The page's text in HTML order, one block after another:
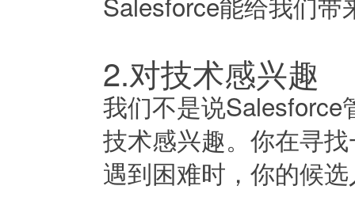
2.对技术感兴趣
我们不是说Salesforce
技术感兴趣。你在寻
遇到困难时，你的候